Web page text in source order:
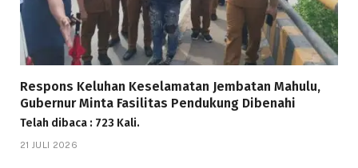
Respons Keluhan Keselamatan Jembatan Mahulu,
Gubernur Minta Fasilitas Pendukung Dibenahi
Telah dibaca : 723 Kali.
21 JULI 2026